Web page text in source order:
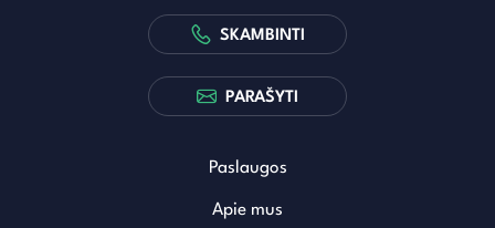
SKAMBINTI
PARAŠYTI
Paslaugos
Apie mus